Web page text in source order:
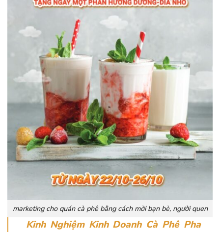
marketing cho quán cà phê bằng cách mời bạn bè, người quen
Kinh Nghiệm Kinh Doanh Cà Phê Pha